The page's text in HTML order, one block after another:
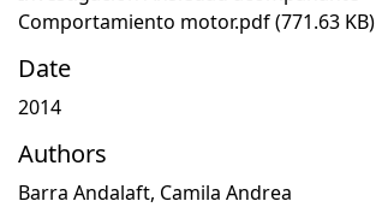
Comportamiento motor.pdf(771.63 KB)
Date
2014
Authors
Barra Andalaft, Camila Andrea